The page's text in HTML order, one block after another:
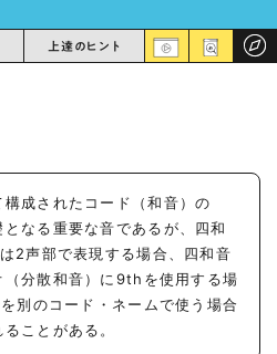
上達のヒント
成されたコード（和音）の
なる重要な音であるが、四和
2声部で表現する場合、四和音
分散和音）に9thを使用する場
別のコード・ネームで使う場合
ことがある。